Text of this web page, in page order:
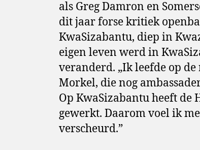
als Greg Damron en
dit jaar forse kritiek
KwaSizabantu, diep in
eigen leven werd in
veranderd. „Ik leefde op
Morkel, die nog
Op KwaSizabantu heeft de
gewerkt. Daarom voel ik
verscheurd.”